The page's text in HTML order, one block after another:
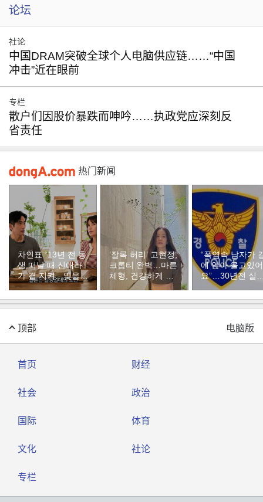
论坛
社论
中国DRAM突破全球个人电脑供应链……“中国
冲击”近在眼前
专栏
散户们因股价暴跌而呻吟……执政党应深刻反
省责任
热门新闻
차인표 “13년 전 동
생 떠날 때 신애라
가 곁 지켜…잊을
수 없는 장면”
‘잘록 허리’ 고현정,
크롭티 완벽…마른
체형, 건강하게 유
지하려면
“폭염속 남자가
에 앉아 울고있어
요”…30년전 실
자였다
顶部 电脑版
首页 财经
社会 政治
国际 体育
文化 社论
专栏